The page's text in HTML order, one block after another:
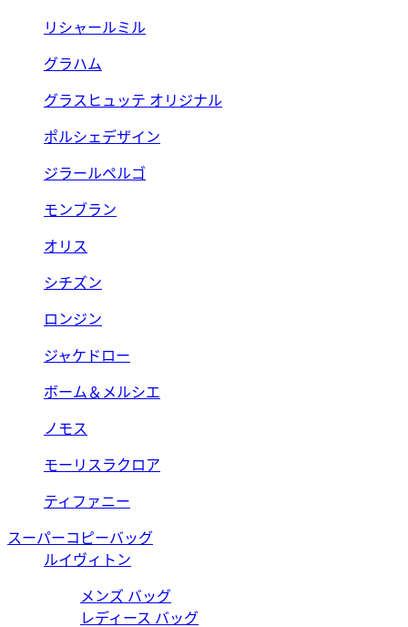
リシャールミル
グラハム
グラスヒュッテ オリジナル
ポルシェデザイン
ジラールペルゴ
モンブラン
オリス
シチズン
ロンジン
ジャケドロー
ボーム＆メルシエ
ノモス
モーリスラクロア
ティファニー
スーパーコピーバッグ
ルイヴィトン
メンズ バッグ
レディース バッグ